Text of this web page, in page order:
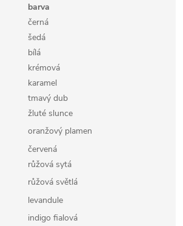
barva
černá
šedá
bílá
krémová
karamel
tmavý dub
žluté slunce
oranžový plamen
červená
růžová sytá
růžová světlá
levandule
indigo fialová